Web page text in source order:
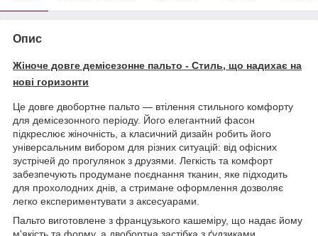
Опис
Жіноче довге демісезонне пальто - Стиль, що надихає на
нові горизонти
Це довге двобортне пальто — втілення стильного комфорту
для демісезонного періоду. Його елегантний фасон
підкреслює жіночність, а класичний дизайн робить його
універсальним вибором для різних ситуацій: від офісних
зустрічей до прогулянок з друзями. Легкість та комфорт
забезпечують продумане поєднання тканин, яке підходить
для прохолодних днів, а стримане оформлення дозволяє
легко експериментувати з аксесуарами.
Пальто виготовлене з французького кашеміру, що надає йому